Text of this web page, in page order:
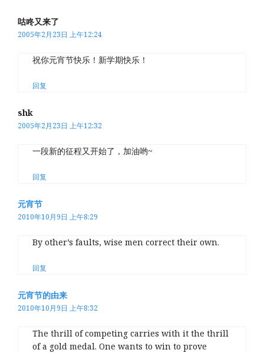
咕咚又来了
2005年2月23日 上午12:24
祝你元宵节快乐！新学期快乐！
回复
shk
2005年2月23日 上午12:32
一段新的征程又开始了，加油哟~
回复
元宵节
2010年10月9日 上午8:29
By other’s faults, wise men correct their own.
回复
元宵节的由来
2010年10月9日 上午8:32
The thrill of competing carries with it the thrill
of a gold medal. One wants to win to prove